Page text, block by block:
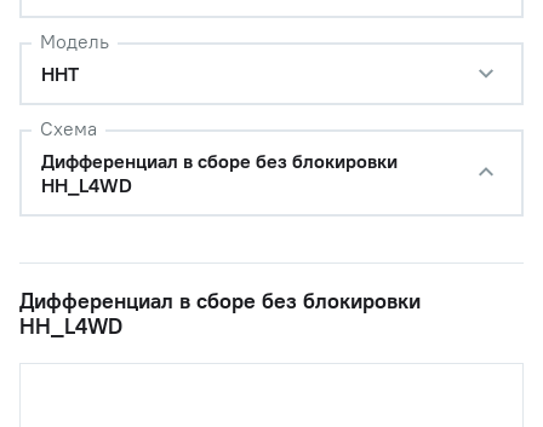
Модель
HHT
Схема
Дифференциал в сборе без блокировки
HH_L4WD
Дифференциал в сборе без блокировки
HH_L4WD